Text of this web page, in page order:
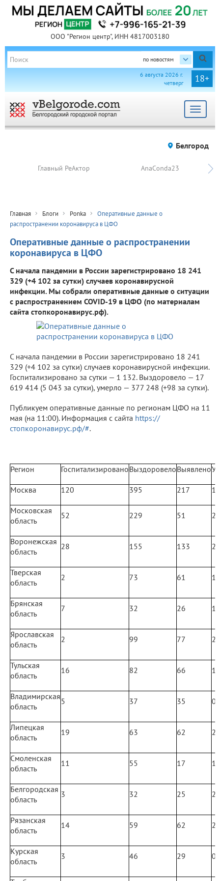
ООО "Регион центр", ИНН 4817003180
по новостям
18+
6 августа 2026 г.
четверг
Toggle
Белгород
Главный РеАктор AnaConda23
Главная Блоги Ponka
Оперативные данные о
распространении коронавируса в ЦФО
Оперативные данные о распространении
коронавируса в ЦФО
С начала пандемии в России зарегистрировано 18 241
329 (+4 102 за сутки) случаев коронавирусной
инфекции. Мы собрали оперативные данные о ситуации
с распространением COVID-19 в ЦФО (по материалам
сайта стопкоронавирус.рф).
С начала пандемии в России зарегистрировано 18 241
329 (+4 102 за сутки) случаев коронавирусной инфекции.
Госпитализировано за сутки — 1 132. Выздоровело — 17
619 414 (5 043 за сутки), умерло — 377 248 (+98 за сутки).
Публикуем оперативные данные по регионам ЦФО на 11
мая (на 11:00). Информация с сайта https://
стопкоронавирус.рф/#.
Регион ГоспитализированоВыздоровелоВыявлено
Москва 120 395 217 16
Московская
область
52 229 51 2
Воронежская
область
28 155 133 2
Тверская
область
2 73 61 1
Брянская
область
7 32 26 1
Ярославская
область
2 99 77 2
Тульская
область
16 82 66 1
Владимирская
область
5 37 35 0
Липецкая
область
19 63 62 2
Смоленская
область
11 55 17 1
Белгородская
область
3 32 25 2
Рязанская
область
14 59 62 2
Курская
область
3 46 29 0